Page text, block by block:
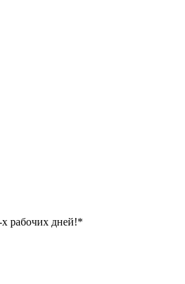
х рабочих дней!*